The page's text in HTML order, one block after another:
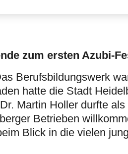
zum ersten Azubi-
Berufsbildungswerk
hatte die Stadt
Martin Holler durfte
Betrieben
Blick in die vielen